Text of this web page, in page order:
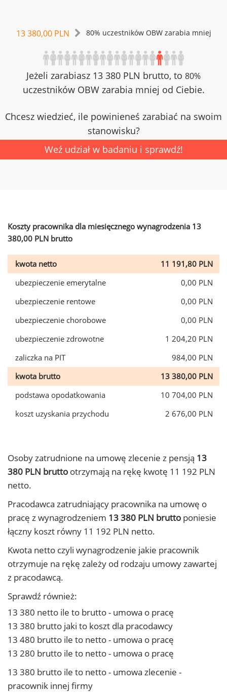
13 380,00 PLN 80% uczestników OBW zarabia mniej
Jeżeli zarabiasz 13 380 PLN brutto, to 80%
uczestników OBW zarabia mniej od Ciebie.
Chcesz wiedzieć, ile powinieneś zarabiać na swoim
stanowisku?
Weź udział w badaniu i sprawdź!
Koszty pracownika dla miesięcznego wynagrodzenia 13
380,00 PLN brutto
kwota netto
11 191,80 PLN
ubezpieczenie emerytalne
0,00 PLN
ubezpieczenie rentowe
0,00 PLN
ubezpieczenie chorobowe
0,00 PLN
ubezpieczenie zdrowotne
1 204,20 PLN
zaliczka na PIT
984,00 PLN
kwota brutto
13 380,00 PLN
podstawa opodatkowania
10 704,00 PLN
koszt uzyskania przychodu
2 676,00 PLN
Osoby zatrudnione na umowę zlecenie z pensją 13
380 PLN brutto otrzymają na rękę kwotę 11 192 PLN
netto.
Pracodawca zatrudniający pracownika na umowę o
pracę z wynagrodzeniem 13 380 PLN brutto poniesie
łączny koszt równy 11 192 PLN netto.
Kwota netto czyli wynagrodzenie jakie pracownik
otrzymuje na rękę zależy od rodzaju umowy zawartej
z pracodawcą.
Sprawdź również:
13 380 netto ile to brutto - umowa o pracę
13 380 brutto jaki to koszt dla pracodawcy
13 480 brutto ile to netto - umowa o pracę
13 280 brutto ile to netto - umowa o pracę
13 380 brutto ile to netto - umowa zlecenie -
pracownik innej firmy